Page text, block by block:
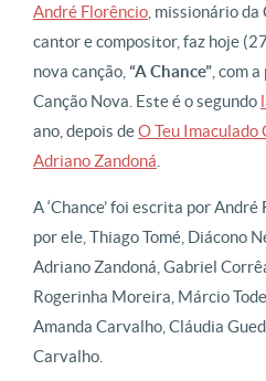
André Florêncio , missionário
cantor e compositor, faz hoje
nova canção, “A Chance” , com
Canção Nova. Este é o segundo
ano, depois deO Teu Imaculado
Adriano Zandoná
A ‘Chance’ foi escrita por
por ele, Thiago Tomé, Diácono
Adriano Zandoná, Gabriel
Rogerinha Moreira, Márcio
Amanda Carvalho, Cláudia
Carvalho.